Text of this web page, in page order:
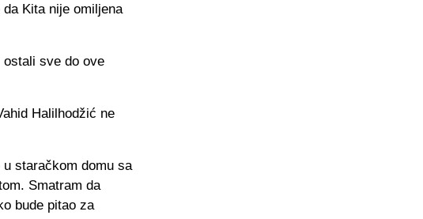
Kita nije omiljena
ostali sve do ove
Halilhodžić ne
staračkom domu sa
Smatram da
bude pitao za